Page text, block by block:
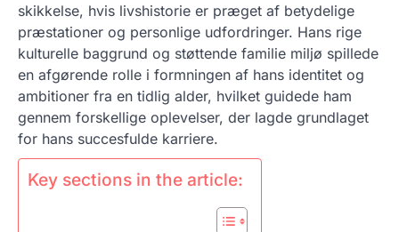
skikkelse, hvis livshistorie er præget af betydelige
præstationer og personlige udfordringer. Hans rige
kulturelle baggrund og støttende familie miljø spillede
en afgørende rolle i formningen af hans identitet og
ambitioner fra en tidlig alder, hvilket guidede ham
gennem forskellige oplevelser, der lagde grundlaget
for hans succesfulde karriere.
Key sections in the article: